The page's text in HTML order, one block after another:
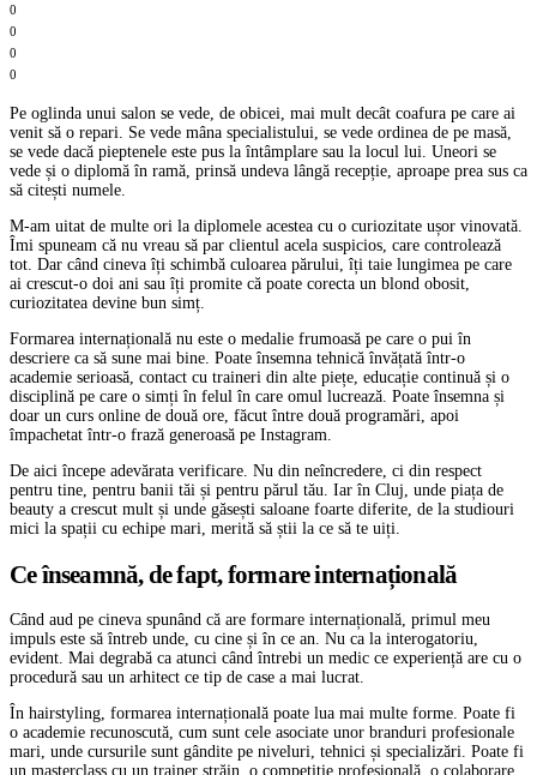
0
0
0
0
Pe oglinda unui salon se vede, de obicei, mai mult decât coafura pe care ai
venit să o repari. Se vede mâna specialistului, se vede ordinea de pe masă,
se vede dacă pieptenele este pus la întâmplare sau la locul lui. Uneori se
vede și o diplomă în ramă, prinsă undeva lângă recepție, aproape prea sus ca
să citești numele.
M-am uitat de multe ori la diplomele acestea cu o curiozitate ușor vinovată.
Îmi spuneam că nu vreau să par clientul acela suspicios, care controlează
tot. Dar când cineva îți schimbă culoarea părului, îți taie lungimea pe care
ai crescut-o doi ani sau îți promite că poate corecta un blond obosit,
curiozitatea devine bun simț.
Formarea internațională nu este o medalie frumoasă pe care o pui în
descriere ca să sune mai bine. Poate însemna tehnică învățată într-o
academie serioasă, contact cu traineri din alte piețe, educație continuă și o
disciplină pe care o simți în felul în care omul lucrează. Poate însemna și
doar un curs online de două ore, făcut între două programări, apoi
împachetat într-o frază generoasă pe Instagram.
De aici începe adevărata verificare. Nu din neîncredere, ci din respect
pentru tine, pentru banii tăi și pentru părul tău. Iar în Cluj, unde piața de
beauty a crescut mult și unde găsești saloane foarte diferite, de la studiouri
mici la spații cu echipe mari, merită să știi la ce să te uiți.
Ce înseamnă, de fapt, formare internațională
Când aud pe cineva spunând că are formare internațională, primul meu
impuls este să întreb unde, cu cine și în ce an. Nu ca la interogatoriu,
evident. Mai degrabă ca atunci când întrebi un medic ce experiență are cu o
procedură sau un arhitect ce tip de case a mai lucrat.
În hairstyling, formarea internațională poate lua mai multe forme. Poate fi
o academie recunoscută, cum sunt cele asociate unor branduri profesionale
mari, unde cursurile sunt gândite pe niveluri, tehnici și specializări. Poate fi
un masterclass cu un trainer străin, o competiție profesională, o colaborare